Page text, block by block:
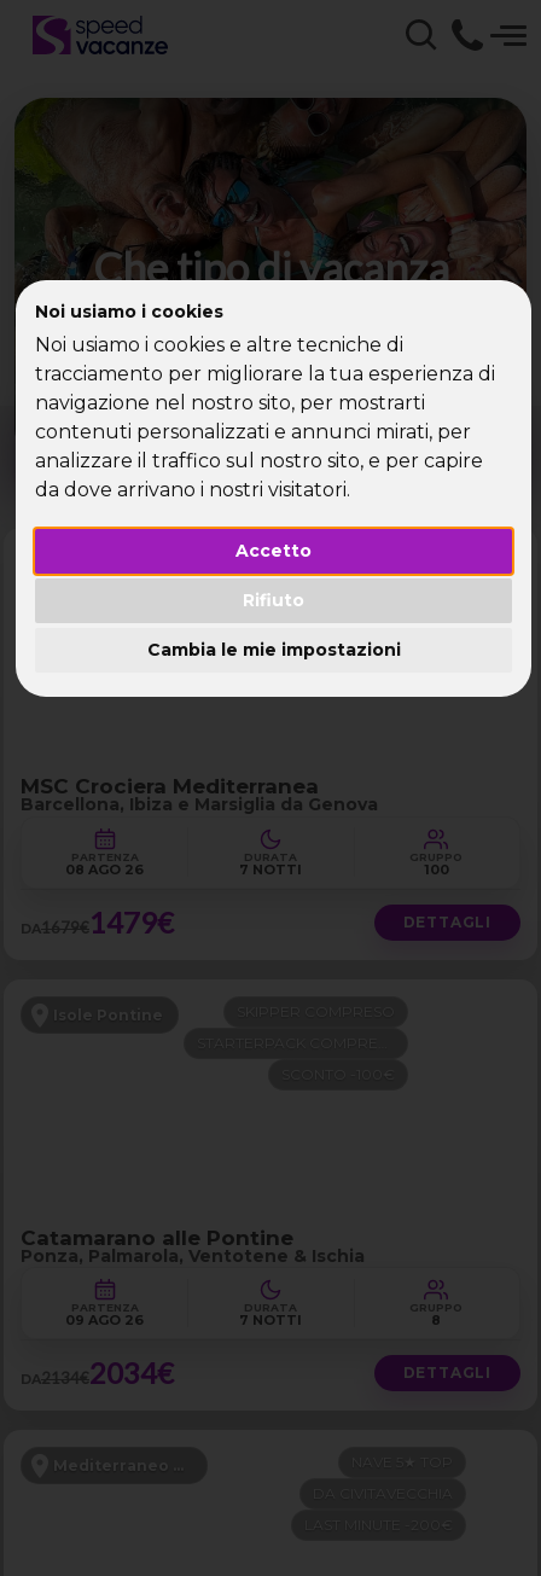
Noi usiamo i cookies
Noi usiamo i cookies e altre tecniche di
tracciamento per migliorare la tua esperienza di
navigazione nel nostro sito, per mostrarti
contenuti personalizzati e annunci mirati, per
analizzare il traffico sul nostro sito, e per capire
da dove arrivano i nostri visitatori.
Accetto
Rifiuto
Cambia le mie impostazioni
Che tipo di vacanza
cerchi?
Scegli la tua destinazione tra le diverse proposte
di Speed Vacanze®
Dove? Quando?
Tutto l'anno
LAST MINUTE -200€
MSC Crociera Mediterranea
Barcellona, Ibiza e Marsiglia da Genova
PARTENZA
08 AGO 26
DURATA
7 NOTTI
GRUPPO
100
DA1679€1479€ DETTAGLI
Isole Pontine
Catamarano alle Pontine
Ponza, Palmarola, Ventotene & Ischia
PARTENZA
09 AGO 26
DURATA
7 NOTTI
GRUPPO
8
DA2134€2034€ DETTAGLI
Mediterraneo Occidentale
NAVE 5★ TOP